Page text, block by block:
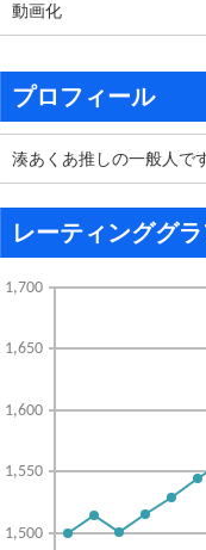
動画化
プロフィール
湊あくあ推しの一般人で
レーティンググ